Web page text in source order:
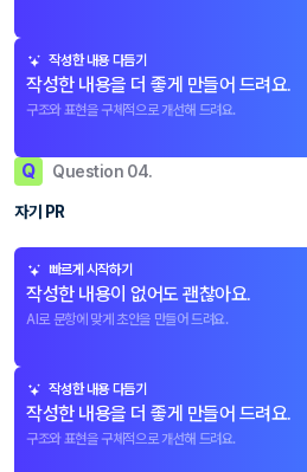
작성한 내용 다듬기
작성한 내용을 더 좋게 만들어 드려요.
구조와 표현을 구체적으로 개선해 드려요.
Q Question 04.
자기 PR
빠르게 시작하기
작성한 내용이 없어도 괜찮아요.
AI로 문항에 맞게 초안을 만들어 드려요.
작성한 내용 다듬기
작성한 내용을 더 좋게 만들어 드려요.
구조와 표현을 구체적으로 개선해 드려요.